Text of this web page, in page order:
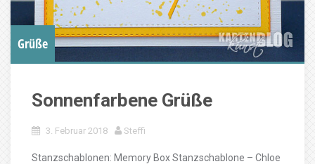
Grüße
Sonnenfarbene Grüße
3. Februar 2018 Steffi
Stanzschablonen: Memory Box Stanzschablone – Chloe